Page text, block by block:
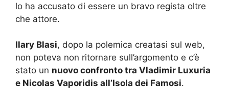
lo ha accusato di essere un bravo regista oltre
che attore.
Ilary Blasi, dopo la polemica creatasi sul web,
non poteva non ritornare sull’argomento e c’è
stato un nuovo confronto tra Vladimir Luxuria
e Nicolas Vaporidis all’Isola dei Famosi.